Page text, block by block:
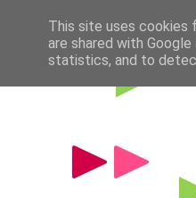
This site uses cookies
are shared with
statistics, and to